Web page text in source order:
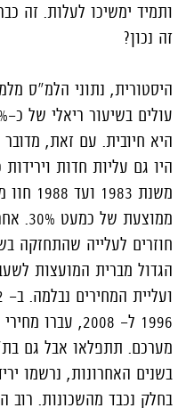
ותמיד ימשיכו לעלות. זה
זה נכון?
היסטורית, נתוני הלמ"ס
היא חיובית. עם זאת,
היו גם עליות חדות
משנת
מערכם. תתפלאו אבל גם
בשנים האחרונות, נרשמו
בחלק נכבד מהשכונות.